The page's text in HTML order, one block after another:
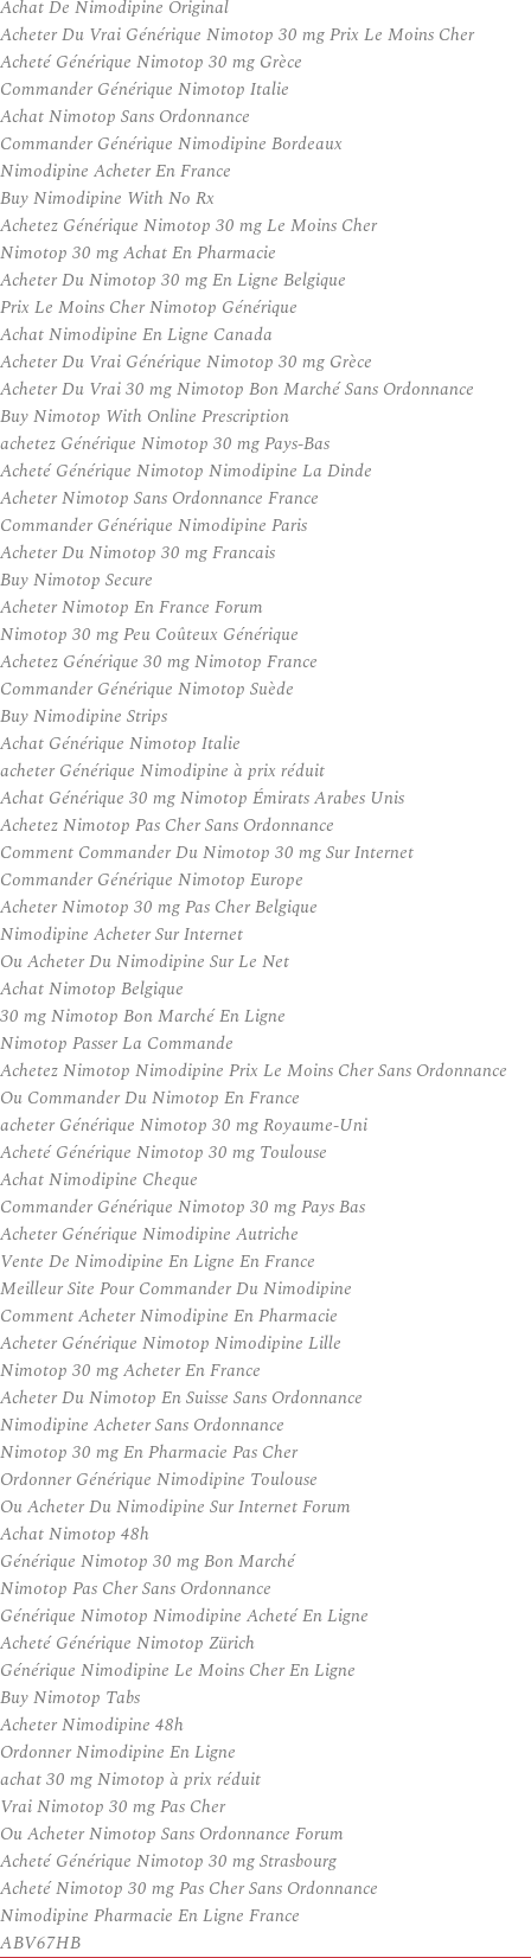
Achat De Nimodipine Original
Acheter Du Vrai Générique Nimotop 30 mg Prix Le Moins Cher
Acheté Générique Nimotop 30 mg Grèce
Commander Générique Nimotop Italie
Achat Nimotop Sans Ordonnance
Commander Générique Nimodipine Bordeaux
Nimodipine Acheter En France
Buy Nimodipine With No Rx
Achetez Générique Nimotop 30 mg Le Moins Cher
Nimotop 30 mg Achat En Pharmacie
Acheter Du Nimotop 30 mg En Ligne Belgique
Prix Le Moins Cher Nimotop Générique
Achat Nimodipine En Ligne Canada
Acheter Du Vrai Générique Nimotop 30 mg Grèce
Acheter Du Vrai 30 mg Nimotop Bon Marché Sans Ordonnance
Buy Nimotop With Online Prescription
achetez Générique Nimotop 30 mg Pays-Bas
Acheté Générique Nimotop Nimodipine La Dinde
Acheter Nimotop Sans Ordonnance France
Commander Générique Nimodipine Paris
Acheter Du Nimotop 30 mg Francais
Buy Nimotop Secure
Acheter Nimotop En France Forum
Nimotop 30 mg Peu Coûteux Générique
Achetez Générique 30 mg Nimotop France
Commander Générique Nimotop Suède
Buy Nimodipine Strips
Achat Générique Nimotop Italie
acheter Générique Nimodipine à prix réduit
Achat Générique 30 mg Nimotop Émirats Arabes Unis
Achetez Nimotop Pas Cher Sans Ordonnance
Comment Commander Du Nimotop 30 mg Sur Internet
Commander Générique Nimotop Europe
Acheter Nimotop 30 mg Pas Cher Belgique
Nimodipine Acheter Sur Internet
Ou Acheter Du Nimodipine Sur Le Net
Achat Nimotop Belgique
30 mg Nimotop Bon Marché En Ligne
Nimotop Passer La Commande
Achetez Nimotop Nimodipine Prix Le Moins Cher Sans Ordonnance
Ou Commander Du Nimotop En France
acheter Générique Nimotop 30 mg Royaume-Uni
Acheté Générique Nimotop 30 mg Toulouse
Achat Nimodipine Cheque
Commander Générique Nimotop 30 mg Pays Bas
Acheter Générique Nimodipine Autriche
Vente De Nimodipine En Ligne En France
Meilleur Site Pour Commander Du Nimodipine
Comment Acheter Nimodipine En Pharmacie
Acheter Générique Nimotop Nimodipine Lille
Nimotop 30 mg Acheter En France
Acheter Du Nimotop En Suisse Sans Ordonnance
Nimodipine Acheter Sans Ordonnance
Nimotop 30 mg En Pharmacie Pas Cher
Ordonner Générique Nimodipine Toulouse
Ou Acheter Du Nimodipine Sur Internet Forum
Achat Nimotop 48h
Générique Nimotop 30 mg Bon Marché
Nimotop Pas Cher Sans Ordonnance
Générique Nimotop Nimodipine Acheté En Ligne
Acheté Générique Nimotop Zürich
Générique Nimodipine Le Moins Cher En Ligne
Buy Nimotop Tabs
Acheter Nimodipine 48h
Ordonner Nimodipine En Ligne
achat 30 mg Nimotop à prix réduit
Vrai Nimotop 30 mg Pas Cher
Ou Acheter Nimotop Sans Ordonnance Forum
Acheté Générique Nimotop 30 mg Strasbourg
Acheté Nimotop 30 mg Pas Cher Sans Ordonnance
Nimodipine Pharmacie En Ligne France
ABV67HB